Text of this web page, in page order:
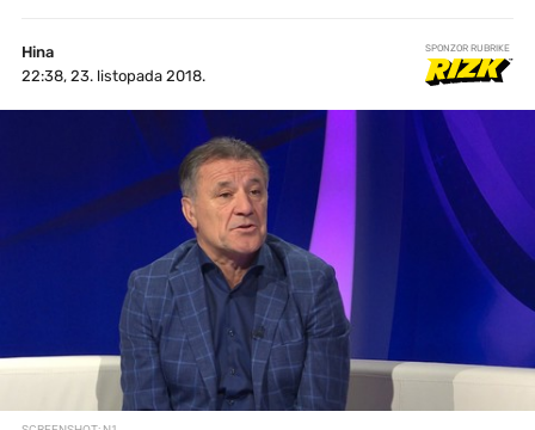
Hina
22:38, 23. listopada 2018.
SPONZOR RUBRIKE